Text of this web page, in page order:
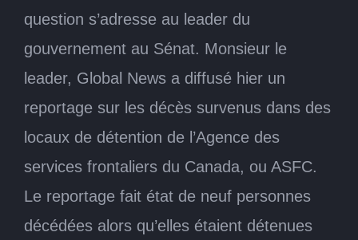
question s’adresse au leader du
gouvernement au Sénat. Monsieur le
leader, Global News a diffusé hier un
reportage sur les décès survenus dans des
locaux de détention de l’Agence des
services frontaliers du Canada, ou ASFC.
Le reportage fait état de neuf personnes
décédées alors qu’elles étaient détenues